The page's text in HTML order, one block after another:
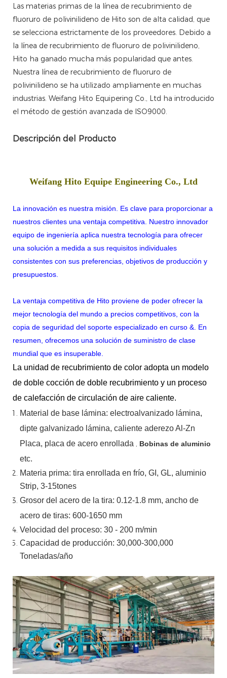
Las materias primas de la línea de recubrimiento de
fluoruro de polivinilideno de Hito son de alta calidad, que
se selecciona estrictamente de los proveedores. Debido a
la línea de recubrimiento de fluoruro de polivinilideno,
Hito ha ganado mucha más popularidad que antes.
Nuestra línea de recubrimiento de fluoruro de
polivinilideno se ha utilizado ampliamente en muchas
industrias. Weifang Hito Equipering Co., Ltd ha introducido
el método de gestión avanzada de ISO9000.
Descripción del Producto
Weifang Hito Equipe Engineering Co., Ltd
La innovación es nuestra misión. Es clave para proporcionar a
nuestros clientes una ventaja competitiva. Nuestro innovador
equipo de ingeniería aplica nuestra tecnología para ofrecer
una solución a medida a sus requisitos individuales
consistentes con sus preferencias, objetivos de producción y
presupuestos.
La ventaja competitiva de Hito proviene de poder ofrecer la
mejor tecnología del mundo a precios competitivos, con la
copia de seguridad del soporte especializado en curso &. En
resumen, ofrecemos una solución de suministro de clase
mundial que es insuperable.
La unidad de recubrimiento de color adopta un modelo
de doble cocción de doble recubrimiento y un proceso
de calefacción de circulación de aire caliente.
Material de base lámina: electroalvanizado lámina,
dipte galvanizado lámina, caliente aderezoAl-Zn
Placa, placa de acero enrollada , Bobinas de aluminio
etc.
Materia prima: tira enrollada en frío, GI, GL, aluminio
Strip, 3-15tones
Grosor del acero de la tira: 0.12-1.8 mm, ancho de
acero de tiras: 600-1650 mm
Velocidad del proceso: 30 - 200 m/min
Capacidad de producción: 30,000-300,000
Toneladas/año